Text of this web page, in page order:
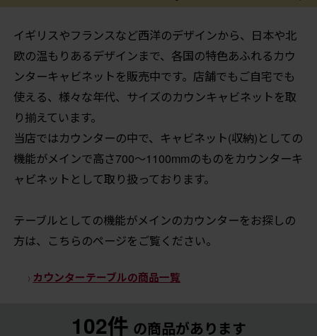
イギリスやフランスなど西洋のデザインから、日本や北
欧の温もりあるデザインまで、各国の特色あふれるカウ
ンターキャビネットを販売中です。店舗でもご自宅でも
使える、様々な年代、サイズのカウンキャビネットを取
り揃えています。
当店ではカウンターの中で、キャビネット(収納)としての
機能がメインで高さ700～1100mmのものをカウンターキ
ャビネットとして取り扱っております。
テーブルとしての機能がメインのカウンターをお探しの
方は、こちらのページをご覧ください。
カウンターテーブルの商品一覧
102件 の商品があります